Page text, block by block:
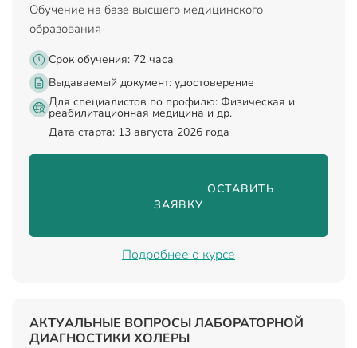
Обучение на базе высшего медицинского
образования
Срок обучения: 72 часа
Выдаваемый документ: удостоверение
Для специалистов по профилю: Физическая и
реабилитационная медицина и др.
Дата старта: 13 августа 2026 года
                                ОСТАВИТЬ
ЗАЯВКУ
Подробнее о курсе
АКТУАЛЬНЫЕ ВОПРОСЫ ЛАБОРАТОРНОЙ
ДИАГНОСТИКИ ХОЛЕРЫ